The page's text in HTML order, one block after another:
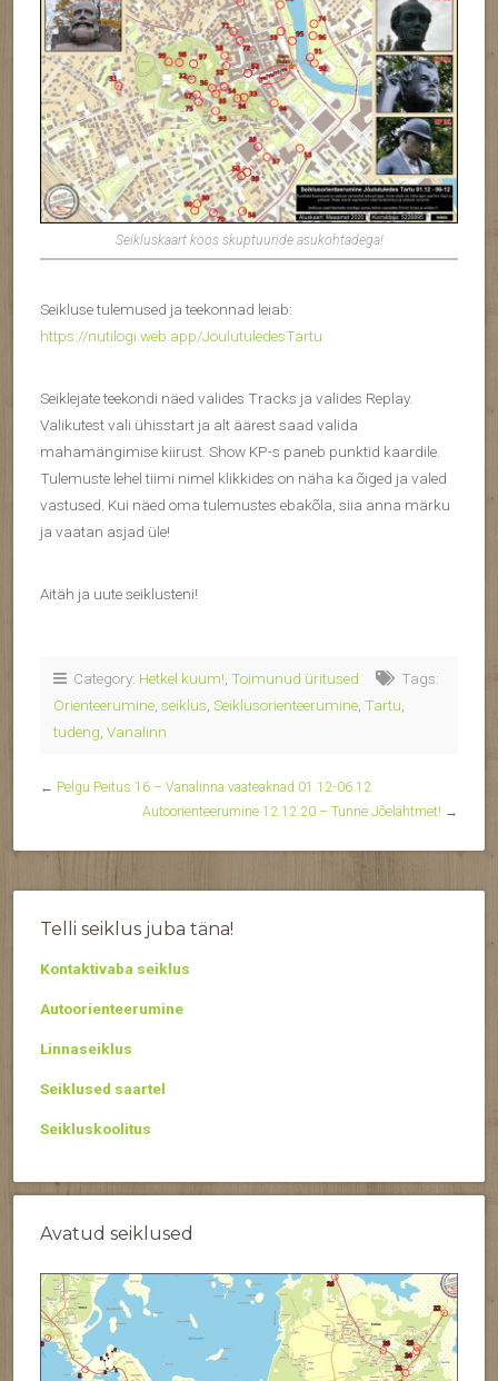
Seikluskaart koos skuptuuride asukohtadega!
Seikluse tulemused ja teekonnad leiab:
https://nutilogi.web.app/JoulutuledesTartu
Seiklejate teekondi näed valides Tracks ja valides Replay.
Valikutest vali ühisstart ja alt äärest saad valida
mahamängimise kiirust. Show KP-s paneb punktid kaardile.
Tulemuste lehel tiimi nimel klikkides on näha ka õiged ja valed
vastused. Kui näed oma tulemustes ebakõla, siia anna märku
ja vaatan asjad üle!
Aitäh ja uute seiklusteni!
Category: Hetkel kuum! Toimunud üritused
Tags:
Orienteerumine seiklus Seiklusorienteerumine Tartu
tudeng Vanalinn
← Pelgu Peitus 16 – Vanalinna vaateaknad 01.12-06.12
Autoorienteerumine 12.12.20 – Tunne Jõelähtmet! →
Telli seiklus juba täna!
Kontaktivaba seiklus
Autoorienteerumine
Linnaseiklus
Seiklused saartel
Seikluskoolitus
Avatud seiklused